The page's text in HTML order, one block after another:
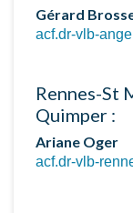
Gérard
acf.dr-vlb-
Rennes-St
Quimper :
Ariane Oger
acf.dr-vlb-